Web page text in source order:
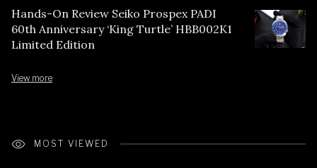
Hands-On Review Seiko Prospex PADI
60th Anniversary ‘King Turtle’ HBB002K1
Limited Edition
View more
MOST VIEWED